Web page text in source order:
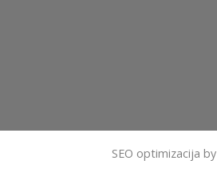
SEO optimizacija by